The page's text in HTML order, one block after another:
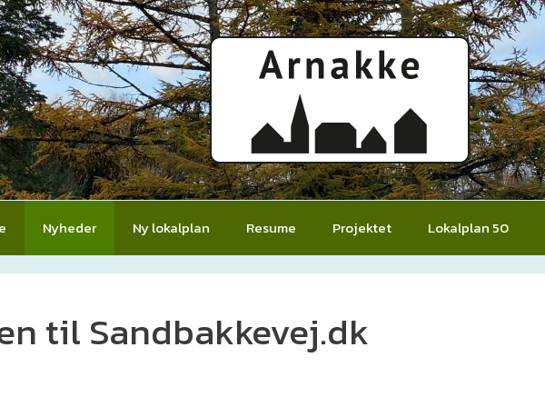
Nyheder Ny lokalplan Resume Projektet Lokalplan 50
til Sandbakkevej.dk